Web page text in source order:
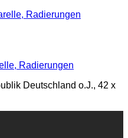
Radierungen
Deutschland o.J., 42 x